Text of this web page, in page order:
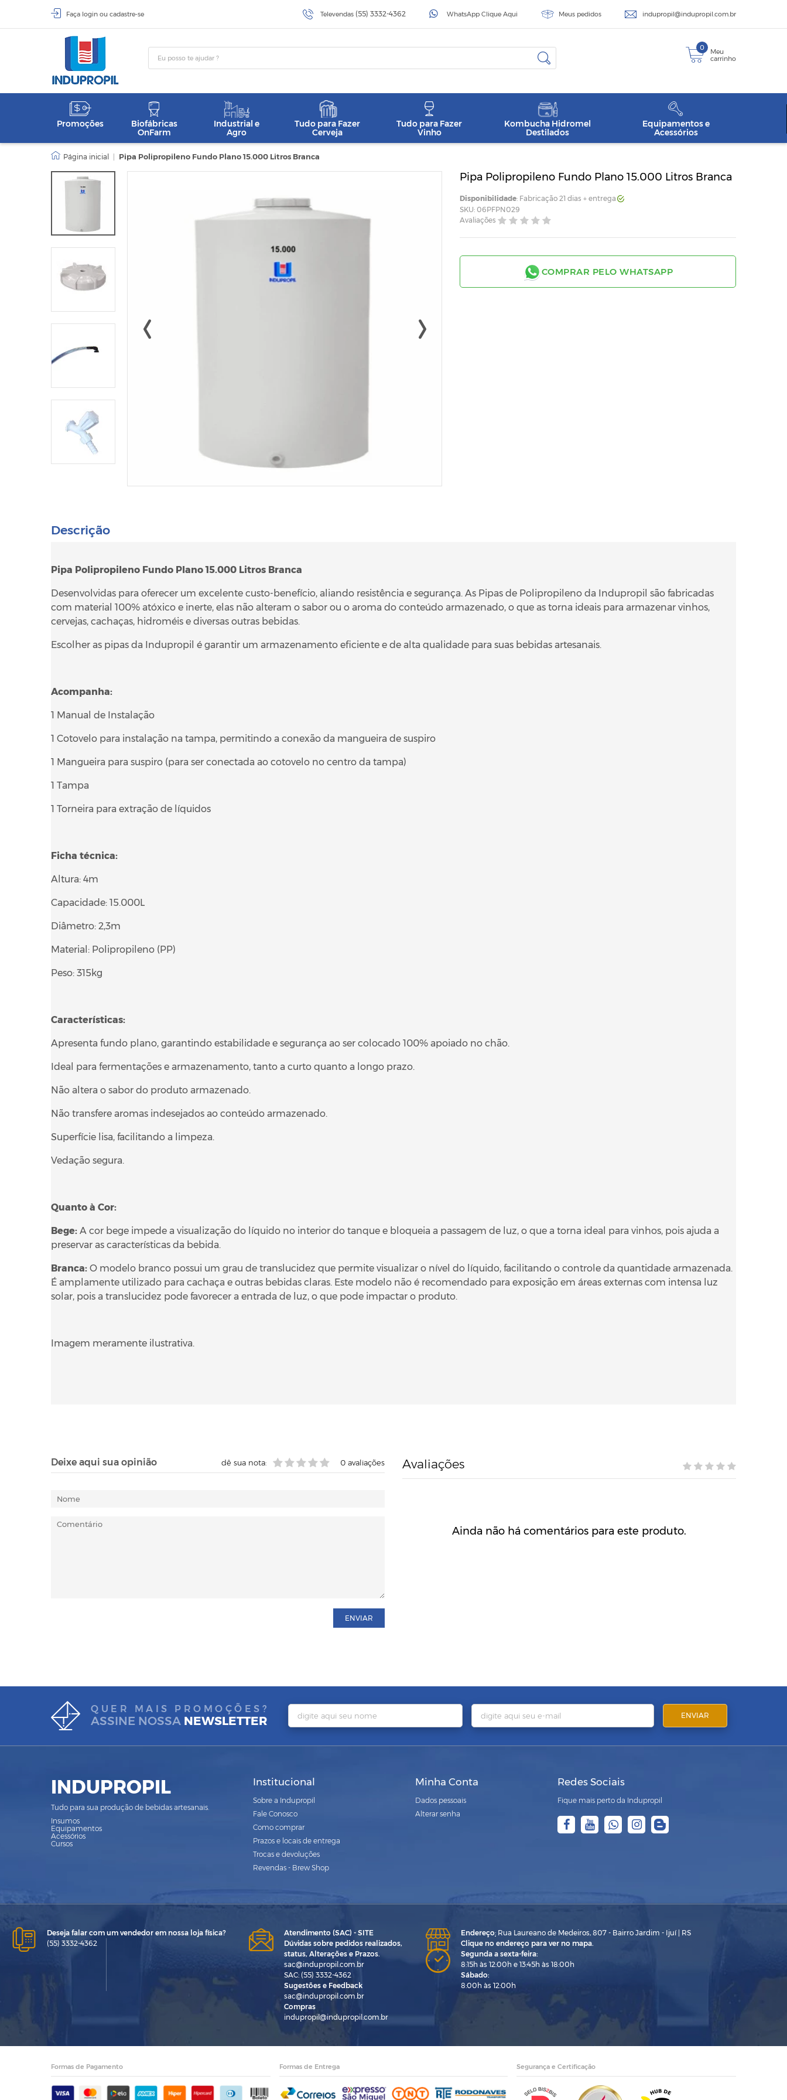
Faça login ou cadastre-se Televendas (55) 3332-4362 WhatsApp Clique Aqui Meus pedidos indupropil@indupropil.com.br
0
Meu
carrinho
Promoções
Biofábricas
OnFarm
Industrial e
Agro
Tudo para Fazer
Cerveja
Tudo para Fazer
Vinho
Kombucha Hidromel
Destilados
Equipamentos e
Acessórios
Pipa Polipropileno Fundo Plano 15.000 Litros Branca
Pipa Polipropileno Fundo Plano 15.000 Litros Branca
Disponibilidade: Fabricação 21 dias + entrega
SKU: 06PFPN029
Avaliações
COMPRAR PELO WHATSAPP
Descrição
Pipa Polipropileno Fundo Plano 15.000 Litros Branca
Desenvolvidas para oferecer um excelente custo-benefício, aliando resistência e segurança. As Pipas de Polipropileno da Indupropil são fabricadas
com material 100% atóxico e inerte, elas não alteram o sabor ou o aroma do conteúdo armazenado, o que as torna ideais para armazenar vinhos,
cervejas, cachaças, hidroméis e diversas outras bebidas.
Escolher as pipas da Indupropil é garantir um armazenamento eficiente e de alta qualidade para suas bebidas artesanais.
Acompanha:
1 Manual de Instalação
1 Cotovelo para instalação na tampa, permitindo a conexão da mangueira de suspiro
1 Mangueira para suspiro (para ser conectada ao cotovelo no centro da tampa)
1 Tampa
1 Torneira para extração de líquidos
Ficha técnica:
Altura: 4m
Capacidade: 15.000L
Diâmetro: 2,3m
Material: Polipropileno (PP)
Peso: 315kg
Características:
Apresenta fundo plano, garantindo estabilidade e segurança ao ser colocado 100% apoiado no chão.
Ideal para fermentações e armazenamento, tanto a curto quanto a longo prazo.
Não altera o sabor do produto armazenado.
Não transfere aromas indesejados ao conteúdo armazenado.
Superfície lisa, facilitando a limpeza.
Vedação segura.
Quanto à Cor:
Bege: A cor bege impede a visualização do líquido no interior do tanque e bloqueia a passagem de luz, o que a torna ideal para vinhos, pois ajuda a
preservar as características da bebida.
Branca: O modelo branco possui um grau de translucidez que permite visualizar o nível do líquido, facilitando o controle da quantidade armazenada.
É amplamente utilizado para cachaça e outras bebidas claras. Este modelo não é recomendado para exposição em áreas externas com intensa luz
solar, pois a translucidez pode favorecer a entrada de luz, o que pode impactar o produto.
Imagem meramente ilustrativa.
Deixe aqui sua opinião 0 avaliações
dê sua nota:
ENVIAR
Avaliações
Ainda não há comentários para este produto.
QUER MAIS PROMOÇÕES?
ASSINE NOSSA NEWSLETTER
INDUPROPIL
Tudo para sua produção de bebidas artesanais.
Insumos
Equipamentos
Acessórios
Cursos
Institucional
Sobre a Indupropil
Fale Conosco
Como comprar
Prazos e locais de entrega
Trocas e devoluções
Revendas - Brew Shop
Minha Conta
Dados pessoais
Alterar senha
Redes Sociais
Fique mais perto da Indupropil
Deseja falar com um vendedor em nossa loja física?
(55) 3332-4362
Atendimento (SAC) - SITE
Dúvidas sobre pedidos realizados,
status, Alterações e Prazos.
sac@indupropil.com.br
SAC: (55) 3332-4362
Sugestões e Feedback
sac@indupropil.com.br
Compras
indupropil@indupropil.com.br
Endereço: Rua Laureano de Medeiros, 807 - Bairro Jardim - Ijuí | RS
Clique no endereço para ver no mapa.
Segunda a sexta-feira:
8:15h às 12:00h e 13:45h às 18:00h
Sábado:
8:00h às 12:00h
Formas de Pagamento Formas de Entrega Segurança e Certificação